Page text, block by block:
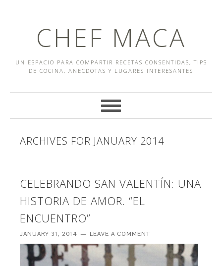
CHEF MACA
UN ESPACIO PARA COMPARTIR RECETAS CONSENTIDAS, TIPS
DE COCINA, ANECDOTAS Y LUGARES INTERESANTES
ARCHIVES FOR JANUARY 2014
CELEBRANDO SAN VALENTÍN: UNA
HISTORIA DE AMOR. “EL
ENCUENTRO”
JANUARY 31, 2014 LEAVE A COMMENT